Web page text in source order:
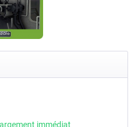
3DZUG - Rescue Train
immédiat